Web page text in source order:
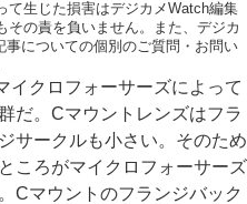
生じた損害はデジカメWatch編集
の責を負いません。また、デジカ
についての個別のご質問・お問い
クロフォーサーズによって
だ。Cマウントレンズはフラ
サークルも小さい。そのため
ころがマイクロフォーサーズ
Cマウントのフランジバック